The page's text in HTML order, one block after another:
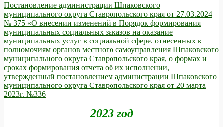
Постановление администрации Шпаковского
муниципального округа Ставропольского края от 27.03.2024
№ 375 «О внесении изменений в Порядок формирования
муниципальных социальных заказов на оказание
муниципальных услуг в социальной сфере. отнесенных к
полномочиям органов местного самоуправления Шпаковского
муниципального округа Ставропольского края, о формах и
сроках формирования отчета об их исполнении,
утвержденный постановлением администрации Шпаковского
муниципального округа Ставропольского края от 20 марта
2023г. №336
2023 год